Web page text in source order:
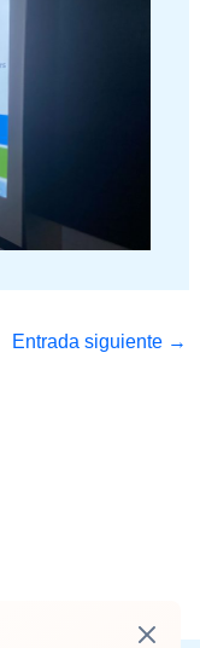
Entrada siguiente →